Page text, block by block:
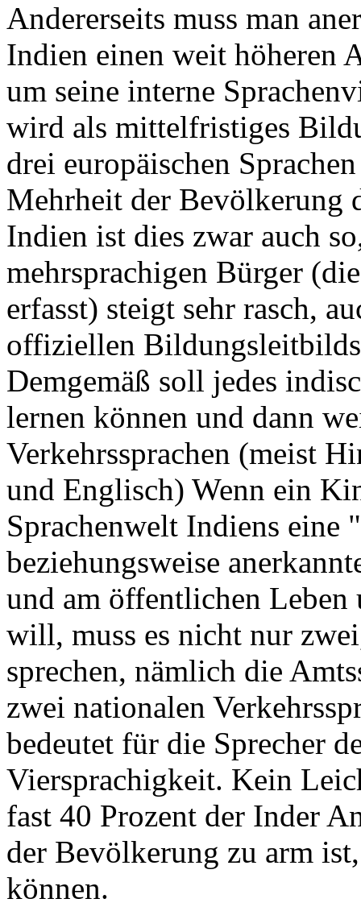
Andererseits muss man
Indien einen weit höheren
um seine interne
wird als mittelfristiges
drei europäischen
Mehrheit der Bevölkerung
Indien ist dies zwar auch
mehrsprachigen Bürger
erfasst) steigt sehr rasch,
offiziellen
Demgemäß soll jedes
lernen können und dann
Verkehrssprachen (meist
und Englisch) Wenn ein
Sprachenwelt Indiens eine
beziehungsweise
und am öffentlichen Leben
will, muss es nicht nur
sprechen, nämlich die
zwei nationalen
bedeutet für die Sprecher
Viersprachigkeit. Kein
fast 40 Prozent der Inder
der Bevölkerung zu arm
können.